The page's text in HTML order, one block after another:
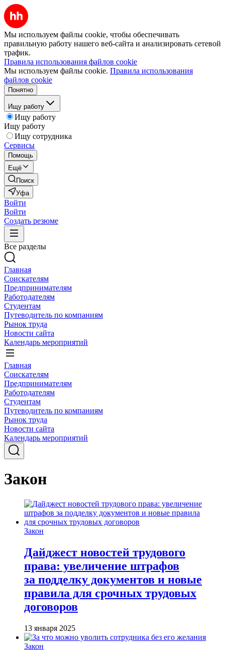
Мы используем файлы cookie, чтобы обеспечивать
правильную работу нашего веб-сайта и анализировать сетевой
трафик.
Правила использования файлов cookie
Мы используем файлы cookie. Правила использования
файлов cookie
Понятно
Ищу работу
Ищу работу
Ищу работу
Ищу сотрудника
Сервисы
Помощь
Ещё
Поиск
Уфа
Войти
Войти
Создать резюме
Все разделы
Главная
Соискателям
Предпринимателям
Работодателям
Студентам
Путеводитель по компаниям
Рынок труда
Новости сайта
Календарь мероприятий
Главная
Соискателям
Предпринимателям
Работодателям
Студентам
Путеводитель по компаниям
Рынок труда
Новости сайта
Календарь мероприятий
Закон
Закон
Дайджест новостей трудового
права: увеличение штрафов
за подделку документов и новые
правила для срочных трудовых
договоров
13 января 2025
Закон